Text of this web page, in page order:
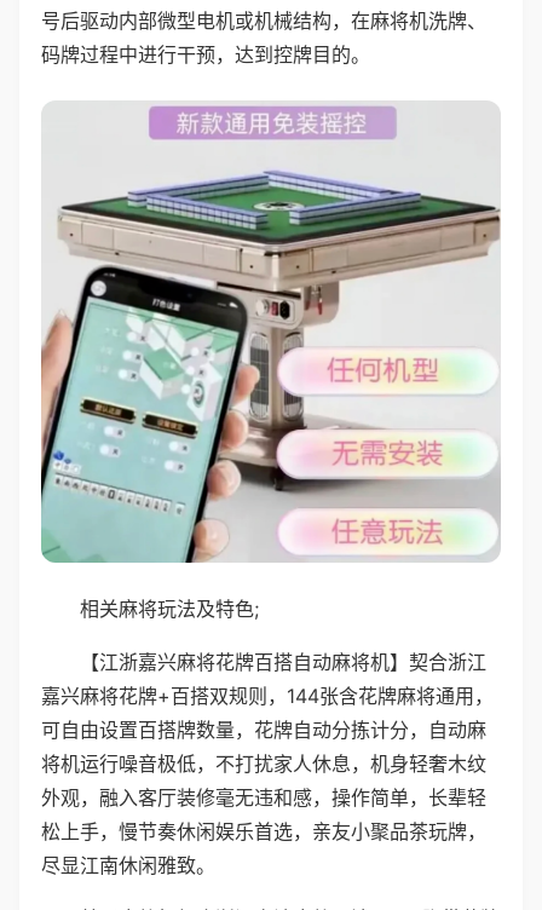
号后驱动内部微型电机或机械结构，在麻将机洗牌、
码牌过程中进行干预，达到控牌目的。
相关麻将玩法及特色;
【江浙嘉兴麻将花牌百搭自动麻将机】契合浙江
嘉兴麻将花牌+百搭双规则，144张含花牌麻将通用，
可自由设置百搭牌数量，花牌自动分拣计分，自动麻
将机运行噪音极低，不打扰家人休息，机身轻奢木纹
外观，融入客厅装修毫无违和感，操作简单，长辈轻
松上手，慢节奏休闲娱乐首选，亲友小聚品茶玩牌，
尽显江南休闲雅致。